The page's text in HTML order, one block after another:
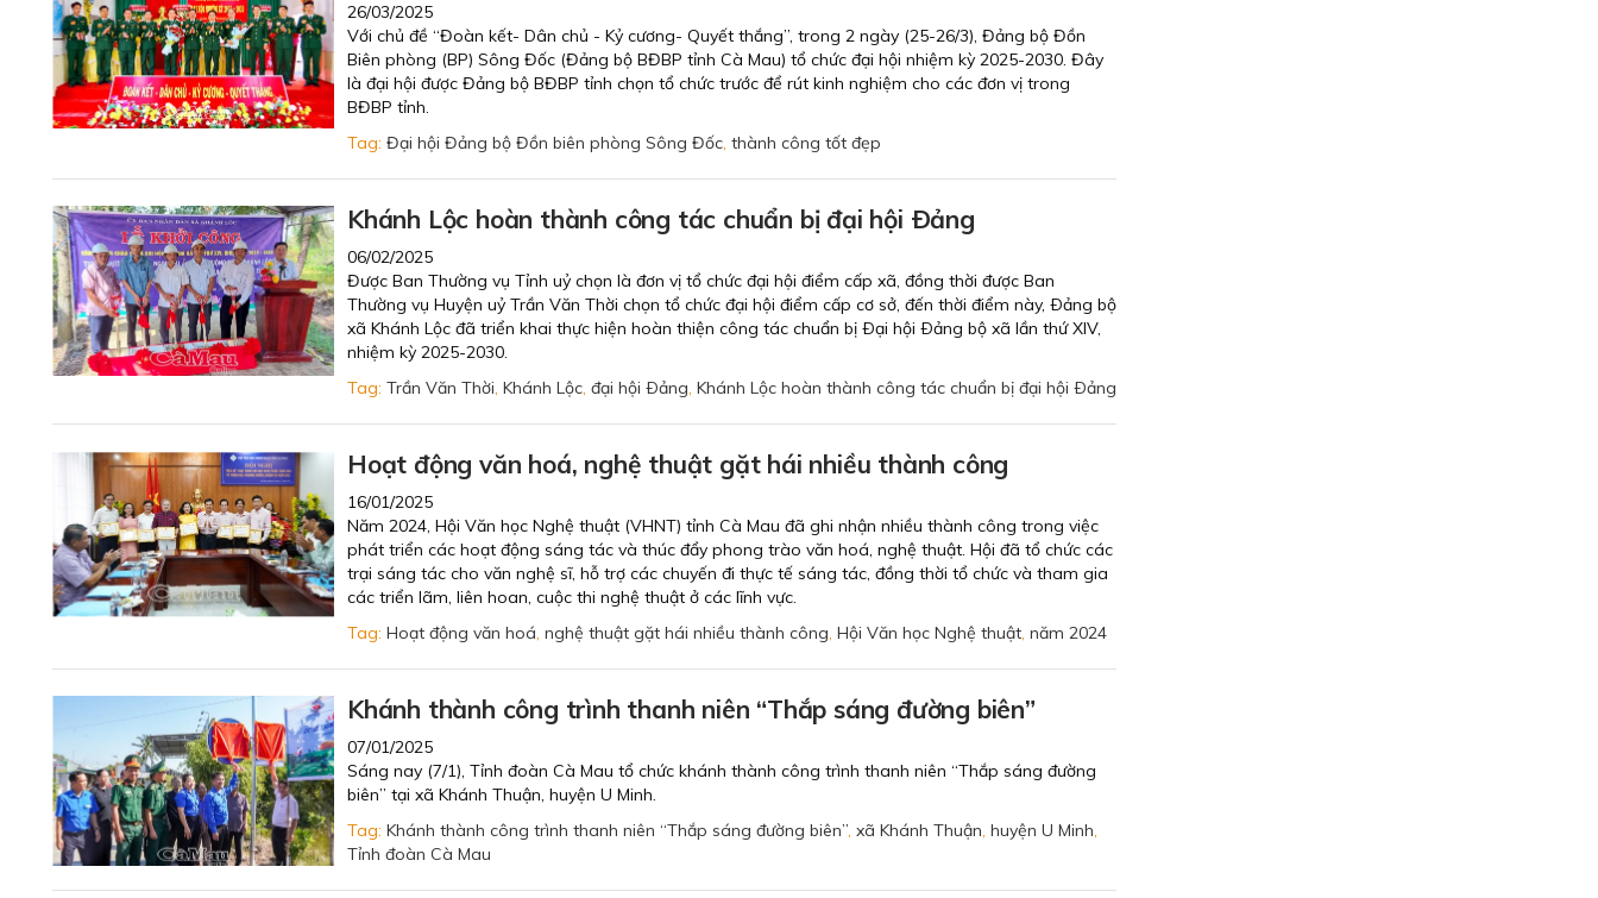
26/03/2025
Với chủ đề “Đoàn kết- Dân chủ - Kỷ cương- Quyết thắng”, trong 2 ngày (25-26/3), Đảng bộ Đồn
Biên phòng (BP) Sông Đốc (Đảng bộ BĐBP tỉnh Cà Mau) tổ chức đại hội nhiệm kỳ 2025-2030. Đây
là đại hội được Đảng bộ BĐBP tỉnh chọn tổ chức trước để rút kinh nghiệm cho các đơn vị trong
BĐBP tỉnh.
Tag: Đại hội Đảng bộ Đồn biên phòng Sông Đốc, thành công tốt đẹp
Khánh Lộc hoàn thành công tác chuẩn bị đại hội Ðảng
06/02/2025
Được Ban Thường vụ Tỉnh uỷ chọn là đơn vị tổ chức đại hội điểm cấp xã, đồng thời được Ban
Thường vụ Huyện uỷ Trần Văn Thời chọn tổ chức đại hội điểm cấp cơ sở, đến thời điểm này, Ðảng bộ
xã Khánh Lộc đã triển khai thực hiện hoàn thiện công tác chuẩn bị Ðại hội Ðảng bộ xã lần thứ XIV,
nhiệm kỳ 2025-2030.
Tag: Trần Văn Thời, Khánh Lộc, đại hội Ðảng, Khánh Lộc hoàn thành công tác chuẩn bị đại hội Ðảng
Hoạt động văn hoá, nghệ thuật gặt hái nhiều thành công
16/01/2025
Năm 2024, Hội Văn học Nghệ thuật (VHNT) tỉnh Cà Mau đã ghi nhận nhiều thành công trong việc
phát triển các hoạt động sáng tác và thúc đẩy phong trào văn hoá, nghệ thuật. Hội đã tổ chức các
trại sáng tác cho văn nghệ sĩ, hỗ trợ các chuyến đi thực tế sáng tác, đồng thời tổ chức và tham gia
các triển lãm, liên hoan, cuộc thi nghệ thuật ở các lĩnh vực.
Tag: Hoạt động văn hoá, nghệ thuật gặt hái nhiều thành công, Hội Văn học Nghệ thuật, năm 2024
Khánh thành công trình thanh niên “Thắp sáng đường biên”
07/01/2025
Sáng nay (7/1), Tỉnh đoàn Cà Mau tổ chức khánh thành công trình thanh niên “Thắp sáng đường
biên” tại xã Khánh Thuận, huyện U Minh.
Tag: Khánh thành công trình thanh niên “Thắp sáng đường biên”, xã Khánh Thuận, huyện U Minh,
Tỉnh đoàn Cà Mau